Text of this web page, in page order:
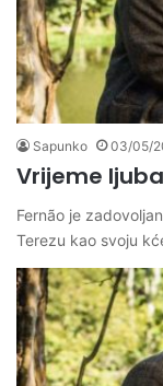
Sapunko 03/05/
Vrijeme
Fernão je
Terezu kao svoju